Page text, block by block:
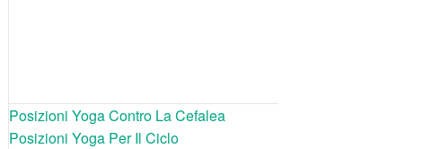
Posizioni Yoga Contro La Cefalea
Posizioni Yoga Per Il Ciclo